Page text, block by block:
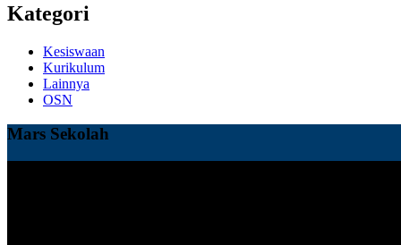
Kategori
Kesiswaan
Kurikulum
Lainnya
OSN
Mars Sekolah